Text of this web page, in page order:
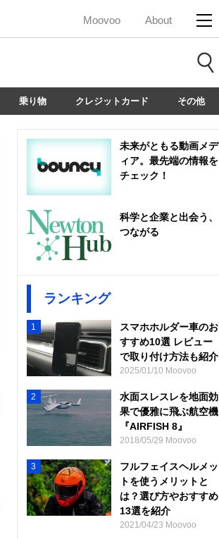
Moovoo About
乗り物 クレジットカード その他
未来がともる動画メデ
ィア。最先端の情報を
チェック！
科学と企業と出会う、
つながる
ランキング
1
スマホホルダー車のお
すすめ10選 レビュー
で取り付け方法も紹介
2025/01/10 Moovoo
2
水面スレスレを地面効
果で優雅に飛ぶ航空機
『AIRFISH 8』
2018/05/29 Moovoo
3
フルフェイスヘルメッ
トを使うメリットと
は？選び方やおすすめ
13選を紹介
2021/04/23 Moovoo